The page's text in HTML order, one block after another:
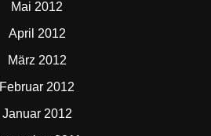
Mai 2012
April 2012
März 2012
Februar 2012
Januar 2012